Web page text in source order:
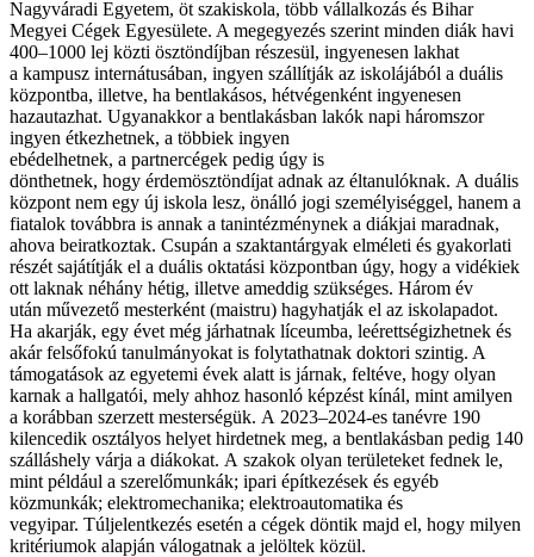
Nagyváradi Egyetem, öt szakiskola, több vállalkozás és Bihar
Megyei Cégek Egyesülete. A megegyezés szerint minden diák havi
400–1000 lej közti ösztöndíjban részesül, ingyenesen lakhat
a kampusz internátusában, ingyen szállítják az iskolájából a duális
központba, illetve, ha bentlakásos, hétvégenként ingyenesen
hazautazhat. Ugyanakkor a bentlakásban lakók napi háromszor
ingyen étkezhetnek, a többiek ingyen
ebédelhetnek, a partnercégek pedig úgy is
dönthetnek, hogy érdemösztöndíjat adnak az éltanulóknak. A duális
központ nem egy új iskola lesz, önálló jogi személyiséggel, hanem a
fiatalok továbbra is annak a tanintézménynek a diákjai maradnak,
ahova beiratkoztak. Csupán a szaktantárgyak elméleti és gyakorlati
részét sajátítják el a duális oktatási központban úgy, hogy a vidékiek
ott laknak néhány hétig, illetve ameddig szükséges. Három év
után művezető mesterként (maistru) hagyhatják el az iskolapadot.
Ha akarják, egy évet még járhatnak líceumba, leérettségizhetnek és
akár felsőfokú tanulmányokat is folytathatnak doktori szintig. A
támogatások az egyetemi évek alatt is járnak, feltéve, hogy olyan
karnak a hallgatói, mely ahhoz hasonló képzést kínál, mint amilyen
a korábban szerzett mesterségük. A 2023–2024-es tanévre 190
kilencedik osztályos helyet hirdetnek meg, a bentlakásban pedig 140
szálláshely várja a diákokat. A szakok olyan területeket fednek le,
mint például a szerelőmunkák; ipari építkezések és egyéb
közmunkák; elektromechanika; elektroautomatika és
vegyipar. Túljelentkezés esetén a cégek döntik majd el, hogy milyen
kritériumok alapján válogatnak a jelöltek közül.